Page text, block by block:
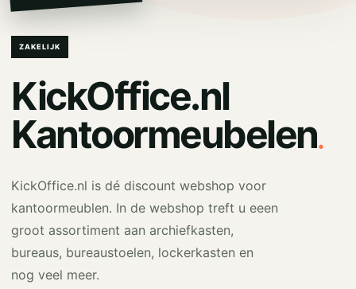
ZAKELIJK
KickOffice.nl
Kantoormeubelen.
KickOffice.nl is dé discount webshop voor
kantoormeublen. In de webshop treft u eeen
groot assortiment aan archiefkasten,
bureaus, bureaustoelen, lockerkasten en
nog veel meer.